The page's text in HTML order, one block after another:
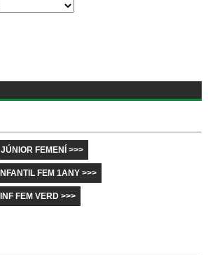
JÚNIOR FEMENÍ >>>
INFANTIL FEM 1ANY >>>
INF FEM VERD >>>